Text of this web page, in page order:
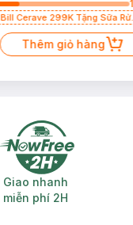
Bill Cerave 299K Tặng Sữa
Thêm giỏ hàng
Giao nhanh
Giao nhanh
miễn phí 2H